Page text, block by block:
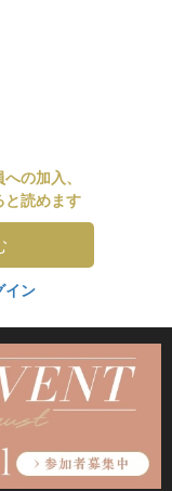
の加入、
と読めます
イン